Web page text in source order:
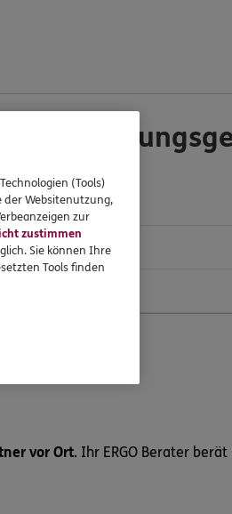
vor Ort. Ihr ERGO Berater berät
(Tools)
der Websitenutzung,
zur
zustimmen
Sie können Ihre
Tools finden